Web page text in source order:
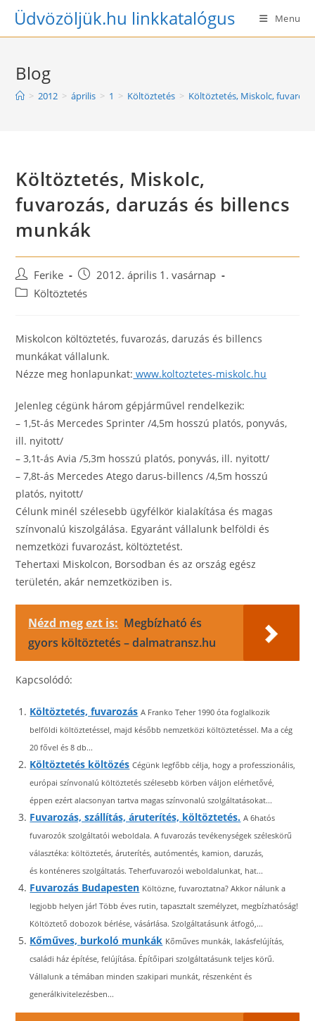
SkipÜdvözöljük.hu linkkatalógus Menu
Blog
> 2012 > április > 1 > Költöztetés > Költöztetés, Miskolc,
Költöztetés, Miskolc,
fuvarozás, daruzás és billencs
munkák
Post
author:
Ferike
Post
published:
2012. április 1. vasárnap
PostKöltöztetés
Miskolcon költöztetés, fuvarozás, daruzás és billencs
munkákat vállalunk.
Nézze meg honlapunkat: www.koltoztetes-miskolc.hu
Jelenleg cégünk három gépjárművel rendelkezik:
– 1,5t-ás Mercedes Sprinter /4,5m hosszú platós, ponyvás,
ill. nyitott/
– 3,1t-ás Avia /5,3m hosszú platós, ponyvás, ill. nyitott/
– 7,8t-ás Mercedes Atego darus-billencs /4,5m hosszú
platós, nyitott/
Célunk minél szélesebb ügyfélkör kialakítása és magas
színvonalú kiszolgálása. Egyaránt vállalunk belföldi és
nemzetközi fuvarozást, költöztetést.
Tehertaxi Miskolcon, Borsodban és az ország egész
területén, akár nemzetköziben is.
Nézd meg ezt is: Megbízható és
gyors költöztetés – dalmatransz.hu
Kapcsolódó:
Költöztetés, fuvarozás A Franko Teher 1990 óta foglalkozik
belföldi költöztetéssel, majd később nemzetközi költöztetéssel. Ma a cég
20 fővel és 8 db...
Költöztetés költözés Cégünk legfőbb célja, hogy a professzionális,
európai színvonalú költöztetés szélesebb körben váljon elérhetővé,
éppen ezért alacsonyan tartva magas színvonalú szolgáltatásokat...
Fuvarozás, szállítás, áruterítés, költöztetés. A 6hatós
fuvarozók szolgáltatói weboldala. A fuvarozás tevékenységek széleskörű
választéka: költöztetés, áruterítés, autómentés, kamion, daruzás,
és konténeres szolgáltatás. Teherfuvarozói weboldalunkat, hat...
Fuvarozás Budapesten Költözne, fuvaroztatna? Akkor nálunk a
legjobb helyen jár! Több éves rutin, tapasztalt személyzet, megbízhatóság!
Költöztető dobozok bérlése, vásárlása. Szolgáltatásunk átfogó,...
Kőműves, burkoló munkák Kőműves munkák, lakásfelújítás,
családi ház építése, felújítása. Építőipari szolgáltatásunk teljes körű.
Vállalunk a témában minden szakipari munkát, részenként és
generálkivitelezésben...